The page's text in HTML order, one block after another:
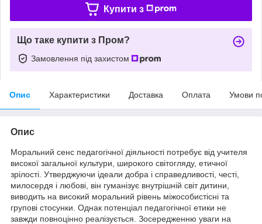
Купити з
Що таке купити з Пром?
Замовлення під захистом
Опис Характеристики Доставка Оплата Умови
Опис
Моральний сенс педагогічної діяльності потребує від учителя
високої загальної культури, широкого світогляду, етичної
зрілості. Утверджуючи ідеали добра і справедливості, честі,
милосердя і любові, він гуманізує внутрішній світ дитини,
виводить на високий моральний рівень міжособистісні та
групові стосунки. Однак потенціал педагогічної етики не
завжди повноцінно реалізується. Зосередженню уваги на